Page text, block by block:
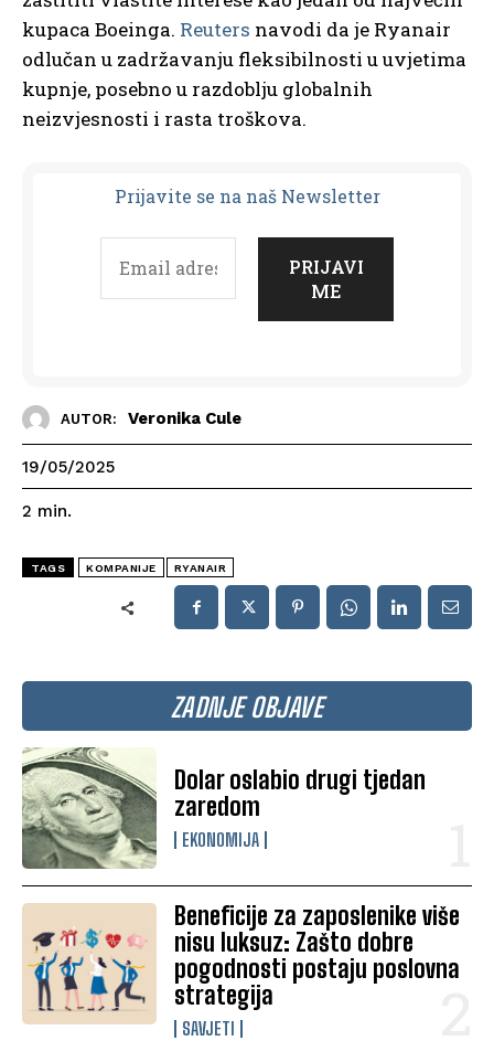
ZADNJE OBJAVE
Dolar oslabio drugi tjedan
zaredom
EKONOMIJA
Beneficije za zaposlenike više
nisu luksuz: Zašto dobre
pogodnosti postaju poslovna
strategija
SAVJETI
kupaca Boeinga. Reuters navodi da je Ryanair
odlučan u zadržavanju fleksibilnosti u uvjetima
kupnje, posebno u razdoblju globalnih
neizvjesnosti i rasta troškova.
Prijavite se na naš Newsletter
AUTOR: Veronika Cule
19/05/2025
2 min.
TAGS KOMPANIJE RYANAIR